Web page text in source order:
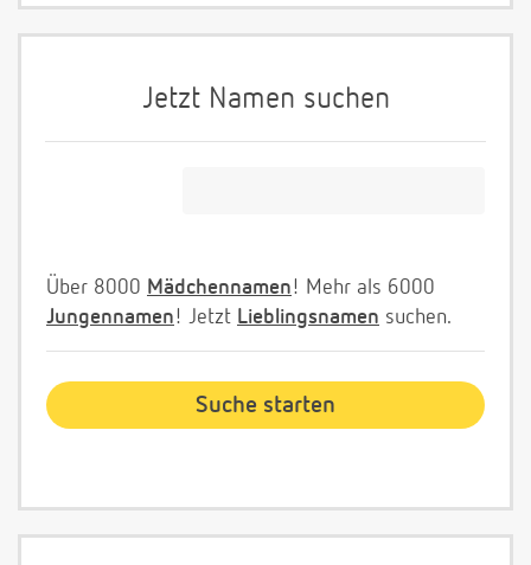
Jetzt Namen suchen
Über 8000 Mädchennamen! Mehr als 6000
Jungennamen! Jetzt Lieblingsnamen suchen.